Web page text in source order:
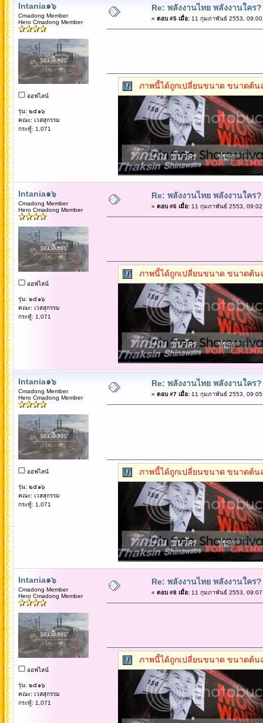
Intania๑๖
Cmadong Member
Hero Cmadong Member
ออฟไลน์
รุ่น: ๒๕๑๖
คณะ: เวสสุกรรม
กระทู้: 1,071
Re: พลังงานไทย พลังงานใคร?
« ตอบ #5 เมื่อ:11 กุมภาพันธ์ 2553,
ภาพนี้ได้ถูกเปลี่ยนขนาด ขนาดต้น
Intania๑๖
Cmadong Member
Hero Cmadong Member
ออฟไลน์
รุ่น: ๒๕๑๖
คณะ: เวสสุกรรม
กระทู้: 1,071
Re: พลังงานไทย พลังงานใคร?
« ตอบ #6 เมื่อ:11 กุมภาพันธ์ 2553,
ภาพนี้ได้ถูกเปลี่ยนขนาด ขนาดต้น
Intania๑๖
Cmadong Member
Hero Cmadong Member
ออฟไลน์
รุ่น: ๒๕๑๖
คณะ: เวสสุกรรม
กระทู้: 1,071
Re: พลังงานไทย พลังงานใคร?
« ตอบ #7 เมื่อ:11 กุมภาพันธ์ 2553,
ภาพนี้ได้ถูกเปลี่ยนขนาด ขนาดต้น
Intania๑๖
Cmadong Member
Hero Cmadong Member
ออฟไลน์
รุ่น: ๒๕๑๖
คณะ: เวสสุกรรม
กระทู้: 1,071
Re: พลังงานไทย พลังงานใคร?
« ตอบ #8 เมื่อ:11 กุมภาพันธ์ 2553,
ภาพนี้ได้ถูกเปลี่ยนขนาด ขนาดต้น